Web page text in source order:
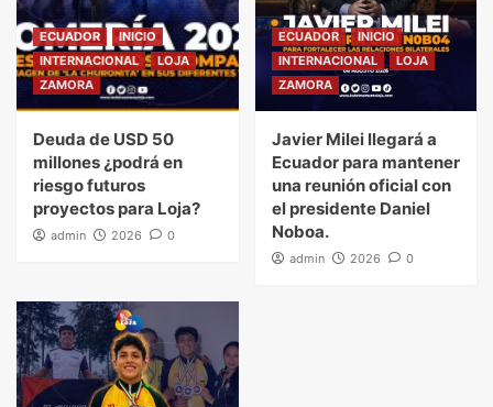
ECUADOR
INICIO
INTERNACIONAL
LOJA
ZAMORA
Deuda de USD 50
millones ¿podrá en
riesgo futuros
proyectos para Loja?
admin 2026 0
ECUADOR
INICIO
INTERNACIONAL
LOJA
ZAMORA
Javier Milei llegará a
Ecuador para mantener
una reunión oficial con
el presidente Daniel
Noboa.
admin 2026 0